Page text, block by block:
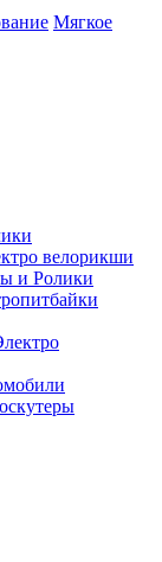
Мягкое
велорикши
и Ролики